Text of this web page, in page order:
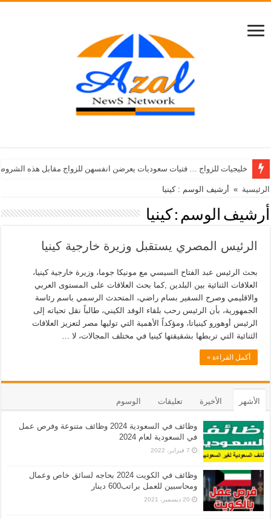
خليجيات للزواج … فتيات سعوديات يعرضن انفسهن للزواج مقابل هذه
الرئيسية » أرشيف الوسم : كينيا
أرشيف الوسم : كينيا
الرئيس المصري يستقبل وزيرة خارجية كينيا
بحث الرئيس عبد الفتاح السيسي مع مونيكا جوما، وزيرة خارجية كينيا،
العلاقات الثنائية بين البلدين ,كما بحث العلاقات على المستوى العربي
والاقليمي وصرح السفير بسام راضي، المتحدث الرسمي باسم رئاسة
الجمهورية، بأن الرئيس رحب بلقاء الوفد الكيني، طالباً نقل تحياته إلى
الرئيس أوهورو كينياتا، ومؤكداً الأهمية التي توليها مصر لتعزيز العلاقات
الثنائية التي تربطها بشقيقتها كينيا في مختلف المجالات، لا …
أكمل القراءة »
الأشهر الأخيرة تعليقات الوسوم
وظائف في السعودية 2024 وظائف متنوعة وفرص عمل
في السعودية لعام 2024
7 فبراير، 2022
وظائف في الكويت 2024 بحاجه لسائق خاص وعمال
ومحاسبين للعمل براتب600 دينار
20 ديسمبر، 2021